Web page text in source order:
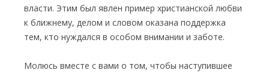
власти. Этим был явлен пример христианской любви
к ближнему, делом и словом оказана поддержка
тем, кто нуждался в особом внимании и заботе.
Молюсь вместе с вами о том, чтобы наступившее